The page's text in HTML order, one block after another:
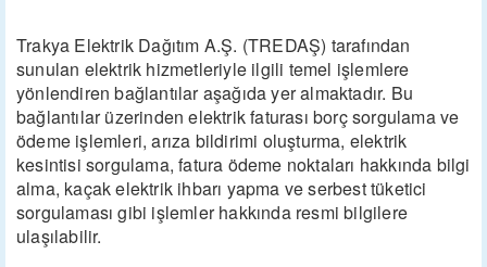
Trakya Elektrik Dağıtım A.Ş. (TREDAŞ) tarafından
sunulan elektrik hizmetleriyle ilgili temel işlemlere
yönlendiren bağlantılar aşağıda yer almaktadır. Bu
bağlantılar üzerinden elektrik faturası borç sorgulama ve
ödeme işlemleri, arıza bildirimi oluşturma, elektrik
kesintisi sorgulama, fatura ödeme noktaları hakkında bilgi
alma, kaçak elektrik ihbarı yapma ve serbest tüketici
sorgulaması gibi işlemler hakkında resmi bilgilere
ulaşılabilir.